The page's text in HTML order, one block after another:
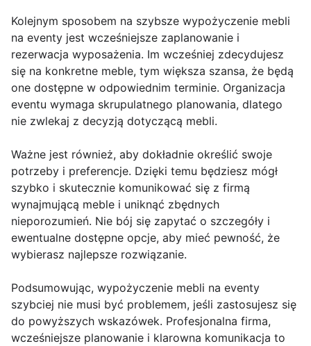
Kolejnym sposobem na szybsze wypożyczenie mebli
na eventy jest wcześniejsze zaplanowanie i
rezerwacja wyposażenia. Im wcześniej zdecydujesz
się na konkretne meble, tym większa szansa, że będą
one dostępne w odpowiednim terminie. Organizacja
eventu wymaga skrupulatnego planowania, dlatego
nie zwlekaj z decyzją dotyczącą mebli.
Ważne jest również, aby dokładnie określić swoje
potrzeby i preferencje. Dzięki temu będziesz mógł
szybko i skutecznie komunikować się z firmą
wynajmującą meble i uniknąć zbędnych
nieporozumień. Nie bój się zapytać o szczegóły i
ewentualne dostępne opcje, aby mieć pewność, że
wybierasz najlepsze rozwiązanie.
Podsumowując, wypożyczenie mebli na eventy
szybciej nie musi być problemem, jeśli zastosujesz się
do powyższych wskazówek. Profesjonalna firma,
wcześniejsze planowanie i klarowna komunikacja to